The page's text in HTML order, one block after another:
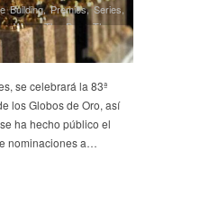
Building,Premios,Series,
Wars,The Bear ,The
,The White Lotus
se celebrará la 83ª
los Globos de Oro, así
ha hecho público el
nominaciones a…